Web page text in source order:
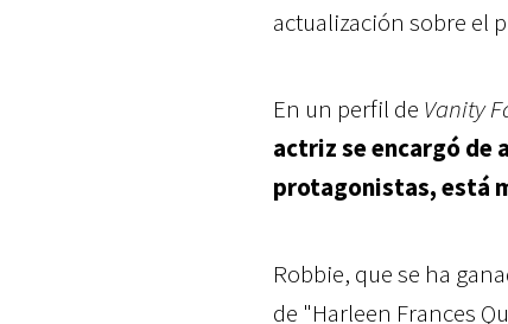
actualización sobre el
En un perfil de Vanity
actriz se encargó de
protagonistas, está
Robbie, que se ha
de "Harleen Frances